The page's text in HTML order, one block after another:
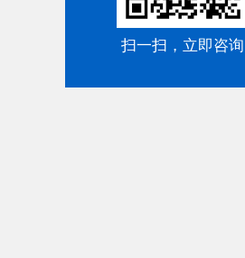
扫一扫，立即咨询